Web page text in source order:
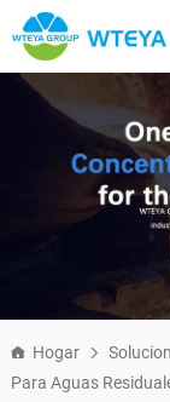
Hogar
Para Aguas